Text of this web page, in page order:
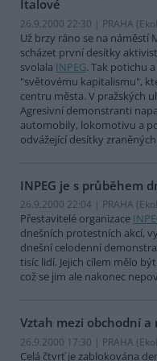
Italové
26.9.2000 22:30 | PRAHA
Už brzy ráno se na náměstí
scházet první desítky
svolala INPEG. Tak potichu
"světovému kapitalismu",
centru města. V pražských
Agresivní demonstranti
automobily, lokomotivu a
odvážející desítky
INPEG je s průběhem
26.9.2000 22:04 | PRAHA
Přestavitelé organizace
dnešních protestních akcí,
dnešní celodenní
tisíc lidí. Jejich cílem mělo
což se jim ale nakonec
Vztah mezi obchodní
26.9.2000 17:30 | PRAHA
Celá čtvrť je zablokována